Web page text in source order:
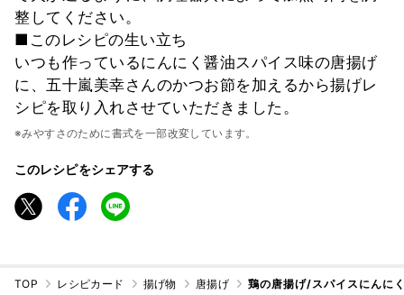
整してください。
■このレシピの生い立ち
いつも作っているにんにく醤油スパイス味の唐揚げ
に、五十嵐美幸さんのかつお節を加えるから揚げレ
シピを取り入れさせていただきました。
※みやすさのために書式を一部改変しています。
このレシピをシェアする
TOP レシピカード 揚げ物 唐揚げ 鶏の唐揚げ/スパイスにんに